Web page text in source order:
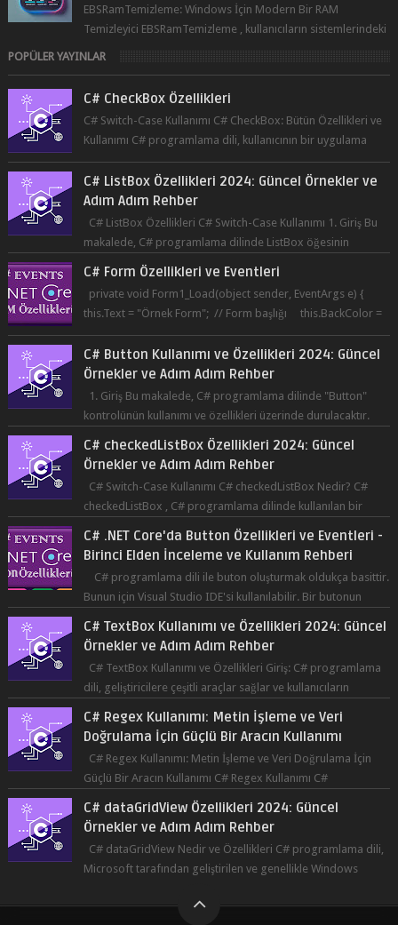
C# CheckBox Özellikleri
C# Switch-Case Kullanımı C# CheckBox: Bütün Özellikleri ve
Kullanımı C# programlama dili, kullanıcının bir uygulama
üzerinde seçim yapma...
C# ListBox Özellikleri 2024: Güncel Örnekler ve
Adım Adım Rehber
makalede, C# programlama dilinde ListBox öğesinin
özelliklerine ve kullanımına...
C# Form Özellikleri ve Eventleri
private void Form1_Load(object sender, EventArgs e) {
this.Text = "Örnek Form"; // Form başlığı this.BackColor =
Co...
C# Button Kullanımı ve Özellikleri 2024: Güncel
Örnekler ve Adım Adım Rehber
kontrolünün kullanımı ve özellikleri üzerinde durulacaktır.
Button, bir ku...
C# checkedListBox Özellikleri 2024: Güncel
Örnekler ve Adım Adım Rehber
C# Switch-Case Kullanımı C# checkedListBox Nedir? C#
checkedListBox , C# programlama dilinde kullanılan bir
bileşendir. checkedListBox, ku...
C# .NET Core'da Button Özellikleri ve Eventleri -
Birinci Elden İnceleme ve Kullanım Rehberi
C# programlama dili ile buton oluşturmak oldukça basittir.
Bunun için Visual Studio IDE'si kullanılabilir. Bir butonun
tıklanma olay...
C# TextBox Kullanımı ve Özellikleri 2024: Güncel
Örnekler ve Adım Adım Rehber
C# TextBox Kullanımı ve Özellikleri Giriş: C# programlama
dili, geliştiricilere çeşitli araçlar sağlar ve kullanıcıların
etkileşimde bulun...
C# Regex Kullanımı: Metin İşleme ve Veri
Doğrulama İçin Güçlü Bir Aracın Kullanımı
C# Regex Kullanımı: Metin İşleme ve Veri Doğrulama İçin
Güçlü Bir Aracın Kullanımı C# Regex Kullanımı C#
programlama dilinde, düzenli ifad...
C# dataGridView Özellikleri 2024: Güncel
Örnekler ve Adım Adım Rehber
C# dataGridView Nedir ve Özellikleri C# programlama dili,
Microsoft tarafından geliştirilen ve genellikle Windows
tabanlı uygulama gelişti...